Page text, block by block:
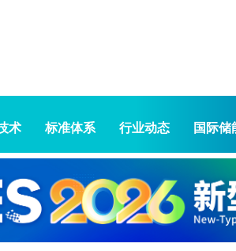
术 标准体系 行业动态 国际储